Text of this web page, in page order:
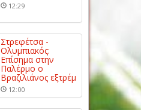
12:29
Στρεφέτσα -
Ολυμπιακός:
Επίσημα στην
Παλέρμο ο
Βραζιλιάνος εξτρέμ
12:00